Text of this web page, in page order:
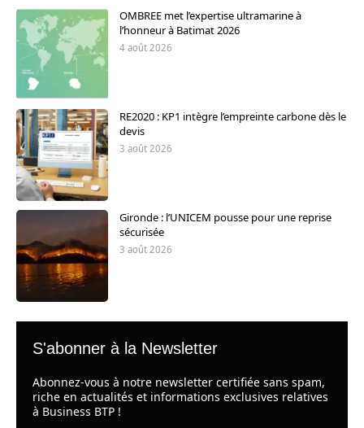
OMBREE met l’expertise ultramarine à
l’honneur à Batimat 2026
4 août 2026
RE2020 : KP1 intègre l’empreinte carbone dès le
devis
3 août 2026
Gironde : l’UNICEM pousse pour une reprise
sécurisée
3 août 2026
S'abonner à la Newsletter
Abonnez-vous à notre newsletter certifiée sans spam,
riche en actualités et informations exclusives relatives
à Business BTP !